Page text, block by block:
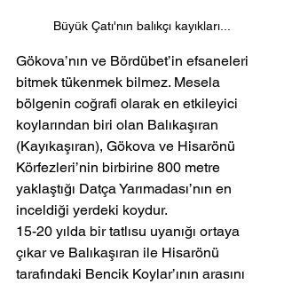
Büyük Çatı'nın balıkçı kayıkları...
Gökova’nın ve Bördübet’in efsaneleri
bitmek tükenmek bilmez. Mesela
bölgenin coğrafi olarak en etkileyici
koylarından biri olan Balıkaşıran
(Kayıkaşıran), Gökova ve Hisarönü
Körfezleri’nin birbirine 800 metre
yaklaştığı Datça Yarımadası’nın en
inceldiği yerdeki koydur.
15-20 yılda bir tatlısu uyanığı ortaya
çıkar ve Balıkaşıran ile Hisarönü
tarafındaki Bencik Koylar’ının arasını